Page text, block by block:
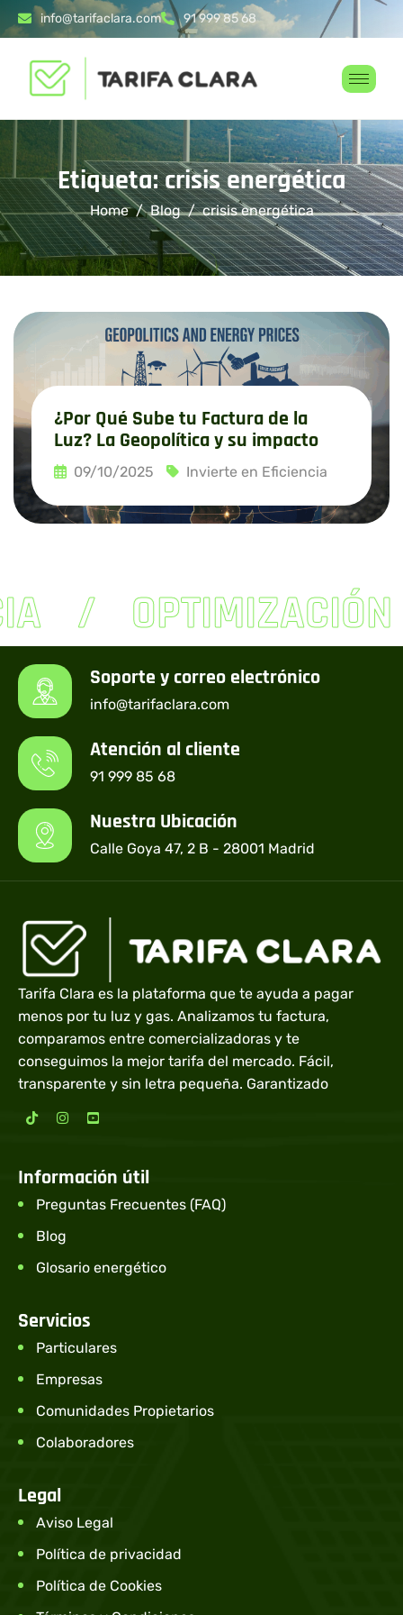
info@tarifaclara.com 91 999 85 68
Etiqueta: crisis energética
Home Blog crisis energética
¿Por Qué Sube tu Factura de la
Luz? La Geopolítica y su impacto
09/10/2025 Invierte en Eficiencia
Leer más
OPTIMIZACIÓN
Soporte y correo electrónico
info@tarifaclara.com
Atención al cliente
91 999 85 68
Nuestra Ubicación
Calle Goya 47, 2 B - 28001 Madrid
Tarifa Clara es la plataforma que te ayuda a pagar
menos por tu luz y gas. Analizamos tu factura,
comparamos entre comercializadoras y te
conseguimos la mejor tarifa del mercado. Fácil,
transparente y sin letra pequeña. Garantizado
Información útil
Preguntas Frecuentes (FAQ)
Blog
Glosario energético
Servicios
Particulares
Empresas
Comunidades Propietarios
Colaboradores
Legal
Aviso Legal
Política de privacidad
Política de Cookies